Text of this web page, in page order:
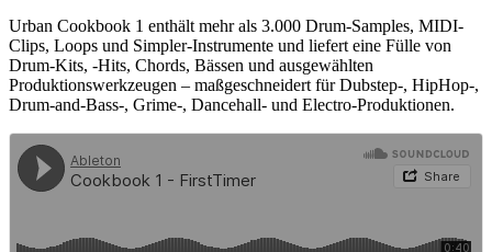
Urban Cookbook 1 enthält mehr als 3.000 Drum-Samples, MIDI-
Clips, Loops und Simpler-Instrumente und liefert eine Fülle von
Drum-Kits, -Hits, Chords, Bässen und ausgewählten
Produktionswerkzeugen – maßgeschneidert für Dubstep-, HipHop-,
Drum-and-Bass-, Grime-, Dancehall- und Electro-Produktionen.